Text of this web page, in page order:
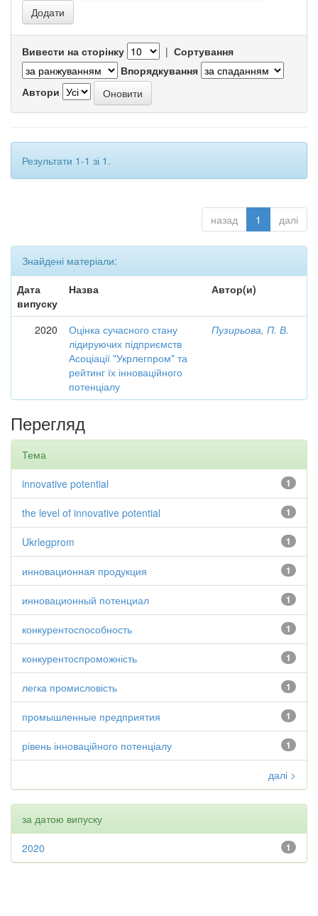
Вивести на сторінку | Сортування
Впорядкування
Автори
Результати 1-1 зі 1.
назад 1 далі
Знайдені матеріали:
Дата
випуску
Назва Автор(и)
2020
Оцінка сучасного стану
лідируючих підприємств
Асоціації "Укрлегпром" та
рейтинг їх інноваційного
потенціалу
Пузирьова, П. В.
Перегляд
Тема
1
innovative potential
1
the level of innovative potential
1
Ukrlegprom
1
инновационная продукция
1
инновационный потенциал
1
конкурентоспособность
1
конкурентоспроможність
1
легка промисловість
1
промышленные предприятия
1
рівень інноваційного потенціалу
далі >
за датою випуску
1
2020